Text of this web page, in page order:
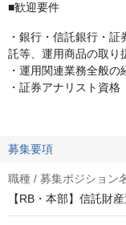
■歓迎要件
・銀行・信託銀行・
託等、運用商品の取り
・運用関連業務全般の
・証券アナリスト資格
募集要項
職種 / 募集ポジション
【RB・本部】信託財